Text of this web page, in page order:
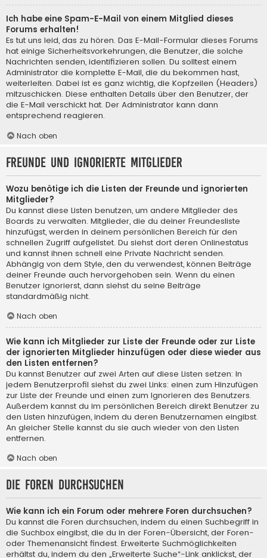
Ich habe eine Spam-E-Mail von einem Mitglied dieses
Forums erhalten!
Es tut uns leid, das zu hören. Das E-Mail-Formular dieses Forums
hat einige Sicherheitsvorkehrungen, die Benutzer, die solche
Nachrichten senden, identifizieren sollen. Du solltest einem
Administrator die komplette E-Mail, die du bekommen hast,
weiterleiten. Dabei ist es ganz wichtig, die Kopfzeilen (Headers)
mitzuschicken. Diese enthalten Details über den Benutzer, der
die E-Mail verschickt hat. Der Administrator kann dann
entsprechend reagieren.
Nach oben
Freunde und ignorierte Mitglieder
Wozu benötige ich die Listen der Freunde und ignorierten
Mitglieder?
Du kannst diese Listen benutzen, um andere Mitglieder des
Boards zu verwalten. Mitglieder, die du deiner Freundesliste
hinzufügst, werden in deinem persönlichen Bereich für den
schnellen Zugriff aufgelistet. Du siehst dort deren Onlinestatus
und kannst ihnen schnell eine Private Nachricht senden.
Abhängig von dem Style, den du verwendest, können Beiträge
deiner Freunde auch hervorgehoben sein. Wenn du einen
Benutzer ignorierst, dann siehst du seine Beiträge
standardmäßig nicht.
Nach oben
Wie kann ich Mitglieder zur Liste der Freunde oder zur Liste
der ignorierten Mitglieder hinzufügen oder diese wieder aus
den Listen entfernen?
Du kannst Benutzer auf zwei Arten auf diese Listen setzen: In
jedem Benutzerprofil siehst du zwei Links: einen zum Hinzufügen
zur Liste der Freunde und einen zum Ignorieren des Benutzers.
Außerdem kannst du im persönlichen Bereich direkt Benutzer zu
den Listen hinzufügen, indem du deren Benutzernamen eingibst.
An gleicher Stelle kannst du sie auch wieder von den Listen
entfernen.
Nach oben
Die Foren durchsuchen
Wie kann ich ein Forum oder mehrere Foren durchsuchen?
Du kannst die Foren durchsuchen, indem du einen Suchbegriff in
die Suchbox eingibst, die du in der Foren-Übersicht, der Foren-
oder Themenansicht findest. Erweiterte Suchmöglichkeiten
erhältst du, indem du den „Erweiterte Suche“-Link anklickst, der